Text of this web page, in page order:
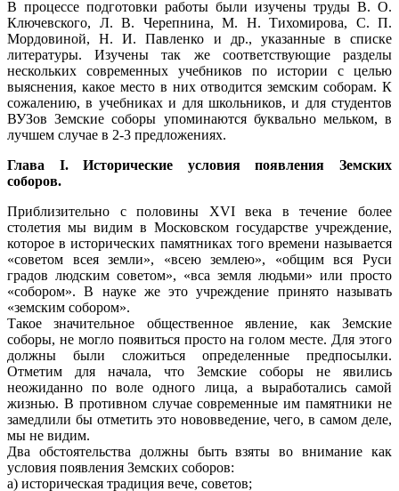
В процессе подготовки работы были изучены труды В. О.
Ключевского, Л. В. Черепнина, М. Н. Тихомирова, С. П.
Мордовиной, Н. И. Павленко и др., указанные в списке
литературы. Изучены так же соответствующие разделы
нескольких современных учебников по истории с целью
выяснения, какое место в них отводится земским соборам. К
сожалению, в учебниках и для школьников, и для студентов
ВУЗов Земские соборы упоминаются буквально мельком, в
лучшем случае в 2-3 предложениях.
Глава I. Исторические условия появления Земских
соборов.
Приблизительно с половины XVI века в течение более
столетия мы видим в Московском государстве учреждение,
которое в исторических памятниках того времени называется
«советом всея земли», «всею землею», «общим вся Руси
градов людским советом», «вса земля людьми» или просто
«собором». В науке же это учреждение принято называть
«земским собором».
Такое значительное общественное явление, как Земские
соборы, не могло появиться просто на голом месте. Для этого
должны были сложиться определенные предпосылки.
Отметим для начала, что Земские соборы не явились
неожиданно по воле одного лица, а выработались самой
жизнью. В противном случае современные им памятники не
замедлили бы отметить это нововведение, чего, в самом деле,
мы не видим.
Два обстоятельства должны быть взяты во внимание как
условия появления Земских соборов:
а) историческая традиция вече, советов;